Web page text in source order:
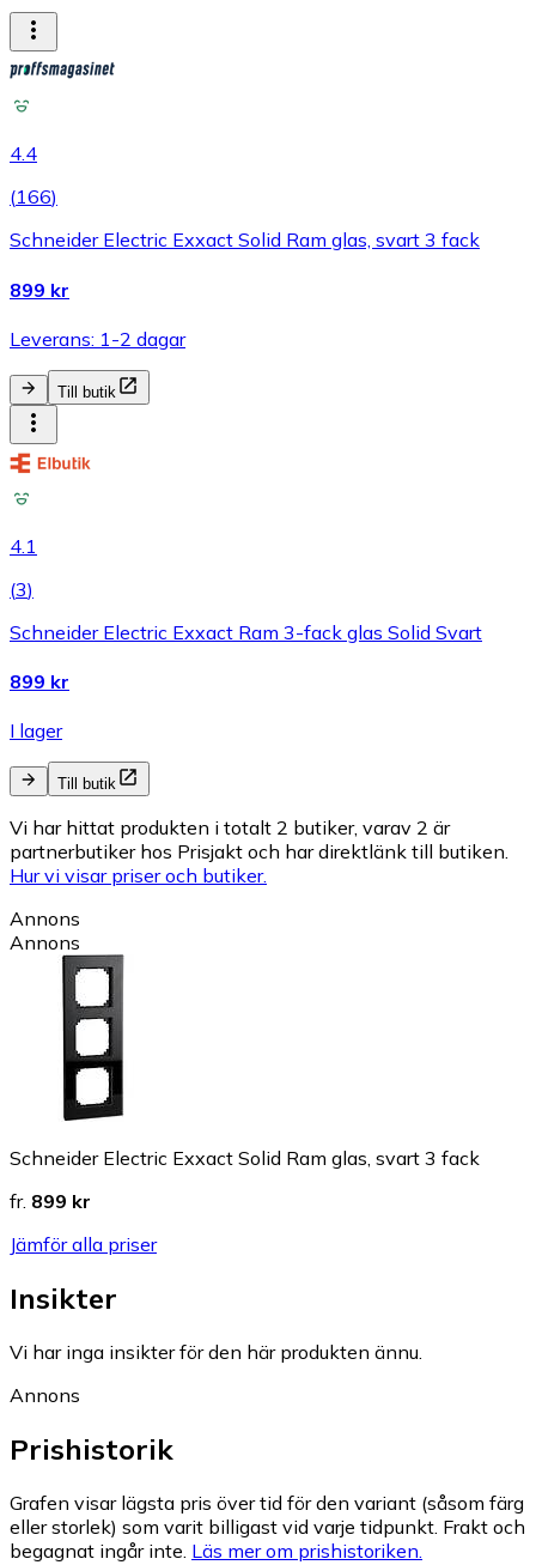
4.4
(166)
Schneider Electric Exxact Solid Ram glas, svart 3 fack
899 kr
Leverans: 1-2 dagar
Till butik
4.1
(3)
Schneider Electric Exxact Ram 3-fack glas Solid Svart
899 kr
I lager
Till butik
Vi har hittat produkten i totalt 2 butiker, varav 2 är
partnerbutiker hos Prisjakt och har direktlänk till butiken.
Hur vi visar priser och butiker.
Annons
Annons
Schneider Electric Exxact Solid Ram glas, svart 3 fack
fr. 899 kr
Jämför alla priser
Insikter
Vi har inga insikter för den här produkten ännu.
Annons
Prishistorik
Grafen visar lägsta pris över tid för den variant (såsom färg
eller storlek) som varit billigast vid varje tidpunkt. Frakt och
begagnat ingår inte. Läs mer om prishistoriken.